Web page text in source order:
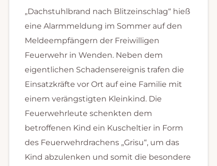
„Dachstuhlbrand nach Blitzeinschlag“ hieß
eine Alarmmeldung im Sommer auf den
Meldeempfängern der Freiwilligen
Feuerwehr in Wenden. Neben dem
eigentlichen Schadensereignis trafen die
Einsatzkräfte vor Ort auf eine Familie mit
einem verängstigten Kleinkind. Die
Feuerwehrleute schenkten dem
betroffenen Kind ein Kuscheltier in Form
des Feuerwehrdrachens „Grisu“, um das
Kind abzulenken und somit die besondere